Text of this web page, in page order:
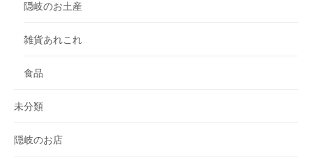
隠岐のお土産
雑貨あれこれ
食品
未分類
隠岐のお店